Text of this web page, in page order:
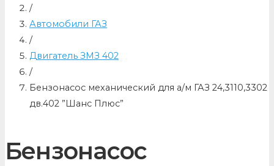
/
Автомобили ГАЗ
/
Двигатель ЗМЗ 402
/
Бензонасос механический для а/м ГАЗ 24,3110,3302
дв.402 ”Шанс Плюс”
Бензонасос